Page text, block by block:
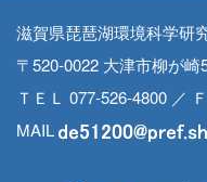
滋賀県琵琶湖環境科学研
〒520-0022 大津市柳が崎
ＴＥＬ 077-526-4800 ／
MAIL